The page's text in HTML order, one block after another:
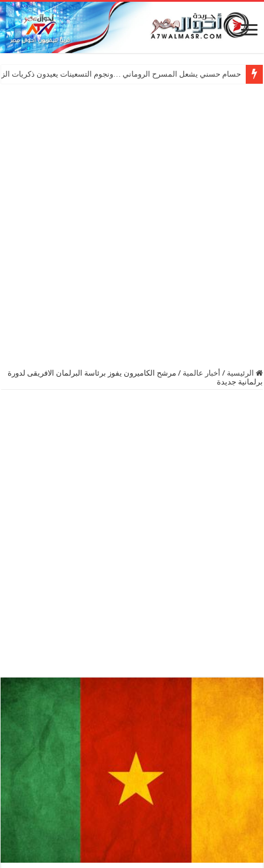
حسام حسني يشعل المسرح الروماني …ونجوم التسعينات يعيدون ذكريات
الرئيسية / أخبار عالمية / مرشح الكاميرون يفوز برئاسة البرلمان الافريقى لدورة
برلمانية جديدة